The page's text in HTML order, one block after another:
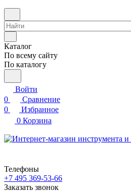
Каталог
По всему сайту
По каталогу
Войти
0
Сравнение
0
Избранное
0 Корзина
Телефоны
+7 495 369-53-66
Заказать звонок